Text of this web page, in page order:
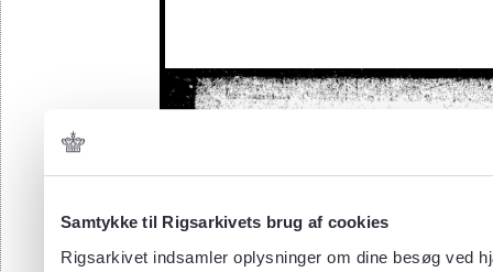
Samtykke til Rigsarkivets brug af cookies
Rigsarkivet indsamler oplysninger om dine besøg ved